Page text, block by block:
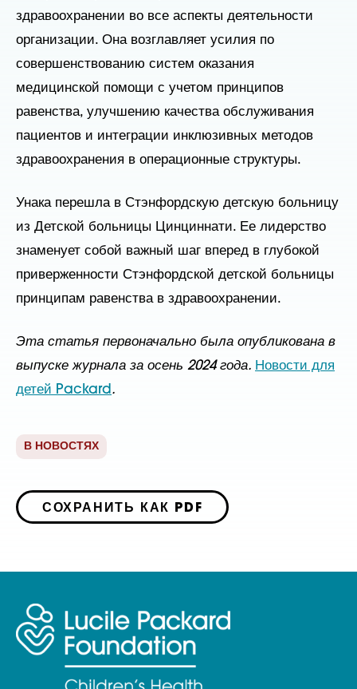
здравоохранении во все аспекты деятельности
организации. Она возглавляет усилия по
совершенствованию систем оказания
медицинской помощи с учетом принципов
равенства, улучшению качества обслуживания
пациентов и интеграции инклюзивных методов
здравоохранения в операционные структуры.
Унака перешла в Стэнфордскую детскую больницу
из Детской больницы Цинциннати. Ее лидерство
знаменует собой важный шаг вперед в глубокой
приверженности Стэнфордской детской больницы
принципам равенства в здравоохранении.
Эта статья первоначально была опубликована в
выпуске журнала за осень 2024 года. Новости для
детей Packard.
В НОВОСТЯХ
СОХРАНИТЬ КАК PDF